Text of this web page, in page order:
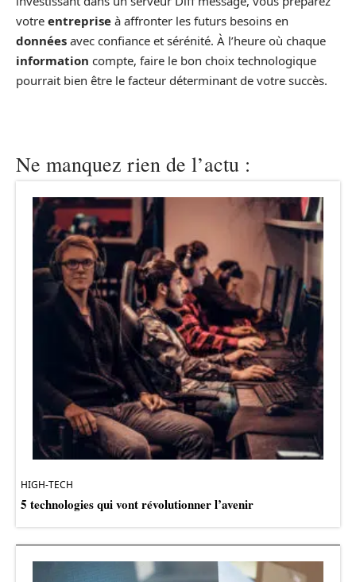
votre entreprise à affronter les futurs besoins en
données avec confiance et sérénité. À l’heure où chaque
information compte, faire le bon choix technologique
pourrait bien être le facteur déterminant de votre succès.
Ne manquez rien de l’actu :
HIGH-TECH
5 technologies qui vont révolutionner l’avenir